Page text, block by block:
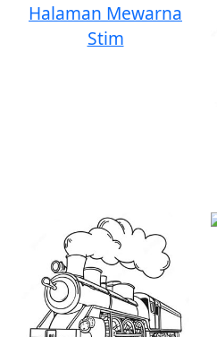
Halaman Mewarna
Stim